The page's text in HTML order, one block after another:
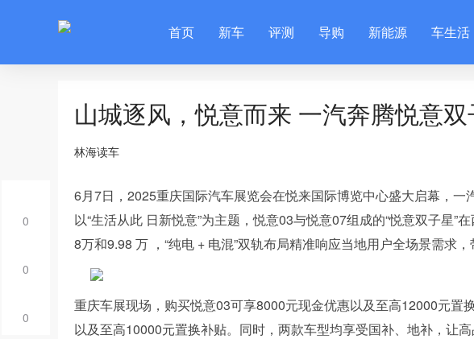
首页 新车 评测 导购 新能源 车生活
0
0
0
山城逐风，悦意而来 一汽奔腾悦意
林海读车
6月7日，2025重庆国际汽车展览会在悦来国际博览中心盛大启幕，一
以“生活从此 日新悦意”为主题，悦意03与悦意07组成的“悦意双子星”
8万和9.98 万 ，“纯电 + 电混”双轨布局精准响应当地用户全场景需求，
重庆车展现场，购买悦意03可享8000元现金优惠以及至高12000元置
以及至高10000元置换补贴。同时，两款车型均享受国补、地补，让高